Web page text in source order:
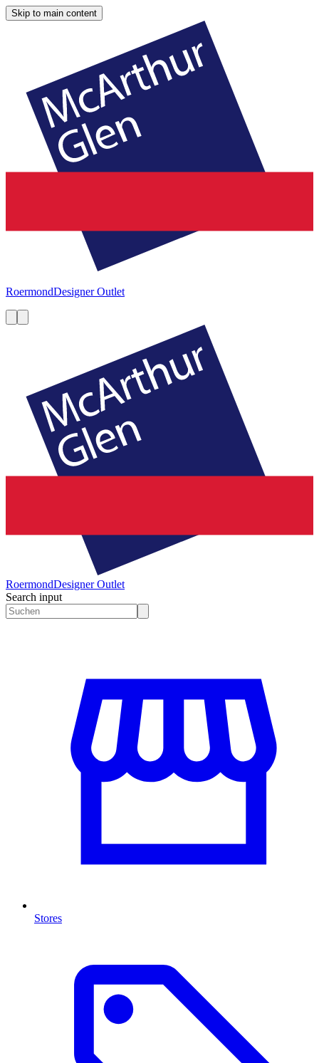
Skip to main content
RoermondDesigner Outlet
RoermondDesigner Outlet
Search input
Stores